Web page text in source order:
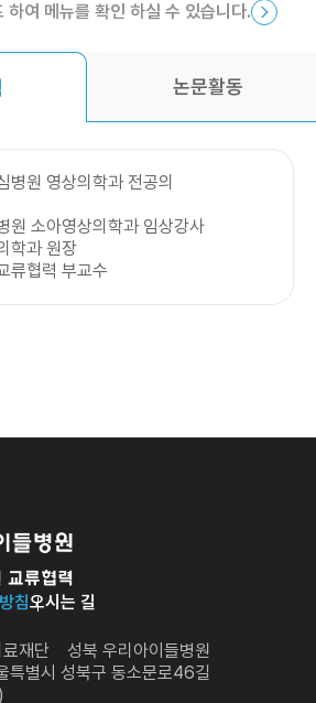
하여 메뉴를 확인 하실 수 있습니다.
논문활동
병원 영상의학과 전공의
원 소아영상의학과 임상강사
학과 원장
류협력 부교수
침오시는 길
료재단 성북 우리아이들병원
별시 성북구 동소문로46길